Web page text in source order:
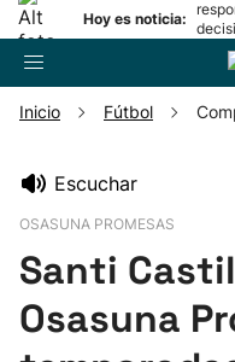
Hoy es noticia:
Pelota
Inicio Fútbol
Escuchar
OSASUNA PROMESAS
Santi
Osasuna